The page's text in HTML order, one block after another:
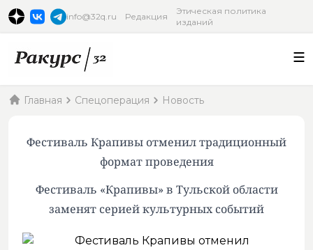
info@32q.ru Редакция
Этическая политика
изданий
Главная Спецоперация Новость
Фестиваль Крапивы отменил традиционный
формат проведения
Фестиваль «Крапивы» в Тульской области
заменят серией культурных событий